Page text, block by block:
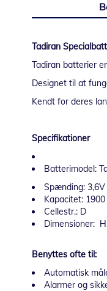
af
Tadiran
Tadiran batterier
Designet til at
Kendt for deres
Specifikationer
Batterimodel:
Spænding: 3,6V
Kapacitet:
Cellestr.: D
Dimensioner:
Benyttes ofte til:
Automatisk
Alarmer og